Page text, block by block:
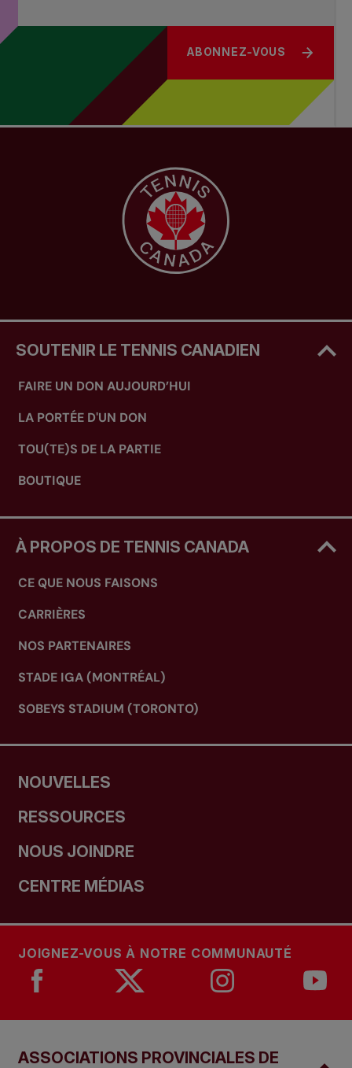
ABONNEZ-VOUS
SOUTENIR LE TENNIS CANADIEN
FAIRE UN DON AUJOURD’HUI
LA PORTÉE D'UN DON
TOU(TE)S DE LA PARTIE
BOUTIQUE
À PROPOS DE TENNIS CANADA
CE QUE NOUS FAISONS
CARRIÈRES
NOS PARTENAIRES
STADE IGA (MONTRÉAL)
SOBEYS STADIUM (TORONTO)
NOUVELLES
RESSOURCES
NOUS JOINDRE
CENTRE MÉDIAS
JOIGNEZ-VOUS À NOTRE COMMUNAUTÉ
ASSOCIATIONS PROVINCIALES DE